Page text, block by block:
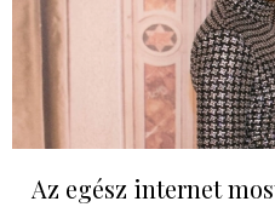
Az egész internet